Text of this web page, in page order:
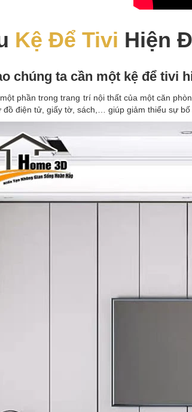
Kệ Để Tivi Hiện
chúng ta cần một kệ để tivi
phần trong trang trí nội thất của một căn
đồ điện tử, giấy tờ, sách,… giúp giảm thiểu sự bố